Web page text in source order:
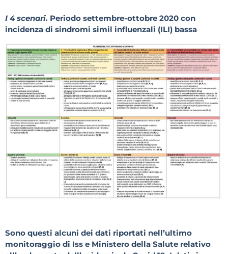
I 4 scenari. Periodo settembre-ottobre 2020 con
incidenza di sindromi simil influenzali (ILI) bassa
Sono questi alcuni dei dati riportati nell’ultimo
monitoraggio di Iss e Ministero della Salute relativo